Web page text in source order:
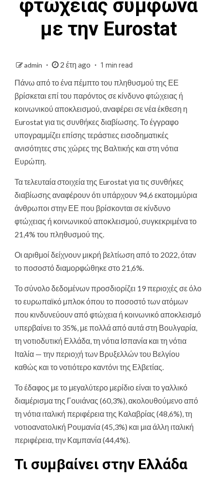
φτώχειας συμφωνά
με την Eurostat
admin 2 έτη ago 1 min read
Πάνω από το ένα πέμπτο του πληθυσμού της ΕΕ
βρίσκεται επί του παρόντος σε κίνδυνο φτώχειας ή
κοινωνικού αποκλεισμού, αναφέρει σε νέα έκθεση η
Eurostat για τις συνθήκες διαβίωσης. Το έγγραφο
υπογραμμίζει επίσης τεράστιες εισοδηματικές
ανισότητες στις χώρες της Βαλτικής και στη νότια
Ευρώπη.
Τα τελευταία στοιχεία της Eurostat για τις συνθήκες
διαβίωσης αναφέρουν ότι υπάρχουν 94,6 εκατομμύρια
άνθρωποι στην ΕΕ που βρίσκονται σε κίνδυνο
φτώχειας ή κοινωνικού αποκλεισμού, συγκεκριμένα το
21,4% του πληθυσμού της.
Οι αριθμοί δείχνουν μικρή βελτίωση από το 2022, όταν
το ποσοστό διαμορφώθηκε στο 21,6%.
Το σύνολο δεδομένων προσδιορίζει 19 περιοχές σε όλο
το ευρωπαϊκό μπλοκ όπου το ποσοστό των ατόμων
που κινδυνεύουν από φτώχεια ή κοινωνικό αποκλεισμό
υπερβαίνει το 35%, με πολλά από αυτά στη Βουλγαρία,
τη νοτιοδυτική Ελλάδα, τη νότια Ισπανία και τη νότια
Ιταλία — την περιοχή των Βρυξελλών του Βελγίου
καθώς και το νοτιότερο καντόνι της Ελβετίας.
Το έδαφος με το μεγαλύτερο μερίδιο είναι το γαλλικό
διαμέρισμα της Γουιάνας (60,3%), ακολουθούμενο από
τη νότια ιταλική περιφέρεια της Καλαβρίας (48,6%), τη
νοτιοανατολική Ρουμανία (45,3%) και μια άλλη ιταλική
περιφέρεια, την Καμπανία (44,4%).
Τι συμβαίνει στην Ελλάδα